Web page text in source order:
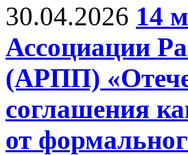
30.04.2026 14
Ассоциации
(АРПП)
соглашения
от